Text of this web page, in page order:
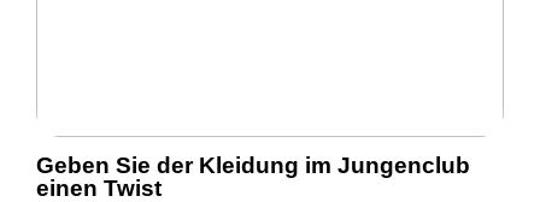
Geben Sie der Kleidung im Jungenclub
einen Twist